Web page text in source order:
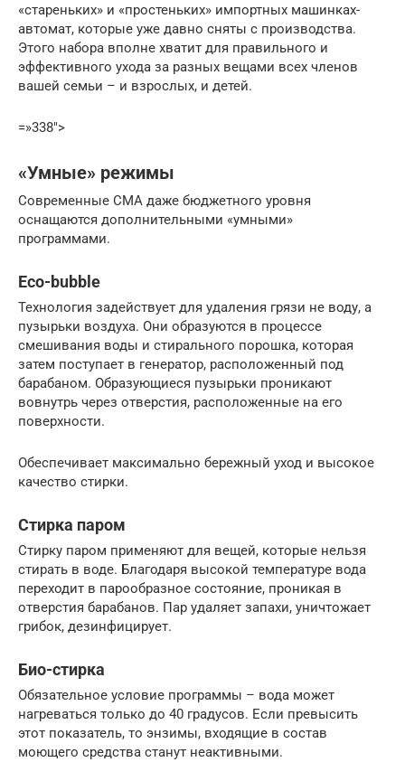
«стареньких» и «простеньких» импортных машинках-
автомат, которые уже давно сняты с производства.
Этого набора вполне хватит для правильного и
эффективного ухода за разных вещами всех членов
вашей семьи – и взрослых, и детей.
=»338″>
«Умные» режимы
Современные СМА даже бюджетного уровня
оснащаются дополнительными «умными»
программами.
Eco-bubble
Технология задействует для удаления грязи не воду, а
пузырьки воздуха. Они образуются в процессе
смешивания воды и стирального порошка, которая
затем поступает в генератор, расположенный под
барабаном. Образующиеся пузырьки проникают
вовнутрь через отверстия, расположенные на его
поверхности.
Обеспечивает максимально бережный уход и высокое
качество стирки.
Стирка паром
Стирку паром применяют для вещей, которые нельзя
стирать в воде. Благодаря высокой температуре вода
переходит в парообразное состояние, проникая в
отверстия барабанов. Пар удаляет запахи, уничтожает
грибок, дезинфицирует.
Био-стирка
Обязательное условие программы – вода может
нагреваться только до 40 градусов. Если превысить
этот показатель, то энзимы, входящие в состав
моющего средства станут неактивными.